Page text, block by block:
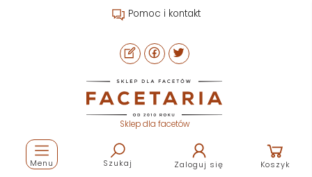
Pomoc i kontakt
Sklep dla facetów
Szukaj Zaloguj się Koszyk
Menu